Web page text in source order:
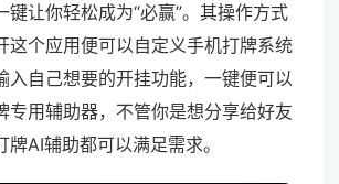
键让你轻松成为“必赢”。其操作方式
这个应用便可以自定义手机打牌系统
入自己想要的开挂功能，一键便可以
专用辅助器，不管你是想分享给好友
牌AI辅助都可以满足需求。